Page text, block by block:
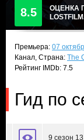
8.5
ОЦЕНКА
Премьера: 07
Канал, Страна: The
Рейтинг IMDb: 7.5
Гид по
9 сезон